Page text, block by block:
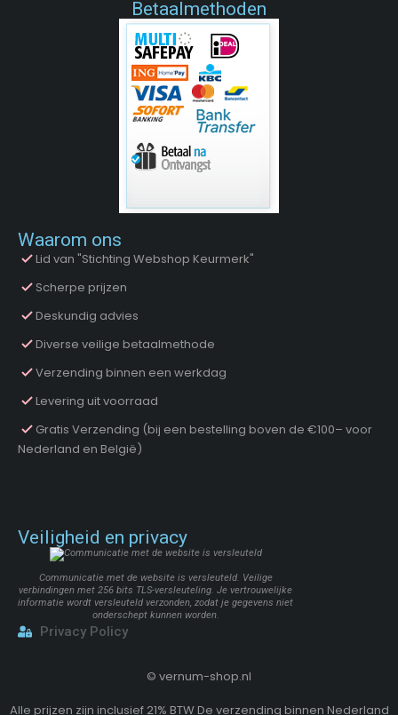
Betaalmethoden
Waarom ons
Lid van "Stichting Webshop Keurmerk"
Scherpe prijzen
Deskundig advies
Diverse veilige betaalmethode
Verzending binnen een werkdag
Levering uit voorraad
Gratis Verzending (bij een bestelling boven de €100– voor
Nederland en België)
Veiligheid en privacy
Communicatie met de website is versleuteld. Veilige
verbindingen met 256 bits TLS-versleuteling. Je vertrouwelijke
informatie wordt versleuteld verzonden, zodat je gegevens niet
onderschept kunnen worden.
Privacy Policy
© vernum-shop.nl
Alle prijzen zijn inclusief 21% BTW De verzending binnen Nederland